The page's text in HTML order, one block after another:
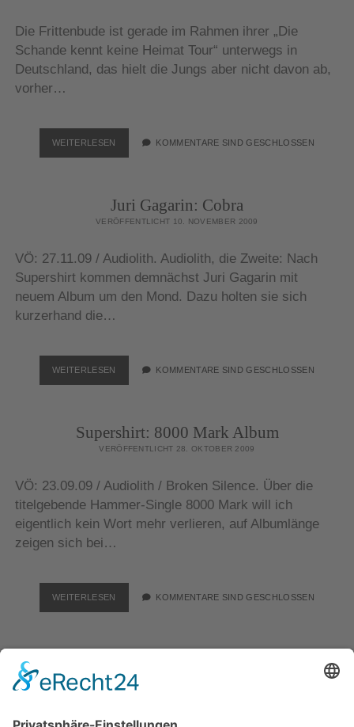
Die Frittenbude ist gerade im Rahmen ihrer „Die
Schande kennt keine Heimat Tour“ unterwegs in
Deutschland, das hielt die Jungs aber nicht davon ab,
vorher…
WEITERLESEN
FRITTENBUDE:
GRATIS-
TOUR
KOMMENTARE SIND GESCHLOSSEN
Juri Gagarin: Cobra
VERÖFFENTLICHT 10. NOVEMBER 2009
VÖ: 27.11.09 / Audiolith. Audiolith, die Zweite: Nach
Supershirt kommen demnächst Juri Gagarin mit
neuem Album um den Mond. Dazu holten sie sich
kurzerhand die…
WEITERLESEN
GAGARIN:
KOMMENTARE SIND GESCHLOSSEN
Supershirt: 8000 Mark Album
VERÖFFENTLICHT 28. OKTOBER 2009
VÖ: 23.09.09 / Audiolith / Broken Silence. Über die
titelgebende Hammer-Single 8000 Mark will ich
eigentlich kein Wort mehr verlieren, auf Albumlänge
zeigen sich bei…
WEITERLESEN SUPERSHIRT:
8000
KOMMENTARE SIND GESCHLOSSEN
VERÖFFENTLICHT 21. OKTOBER 2009